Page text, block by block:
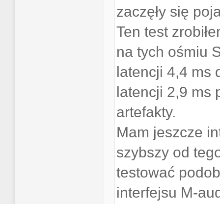
zaczęły się
Ten test
na tych ośmiu
latencji 4,4 ms
latencji 2,9 ms
artefakty.
Mam jeszcze
szybszy od
testować
interfejsu M-